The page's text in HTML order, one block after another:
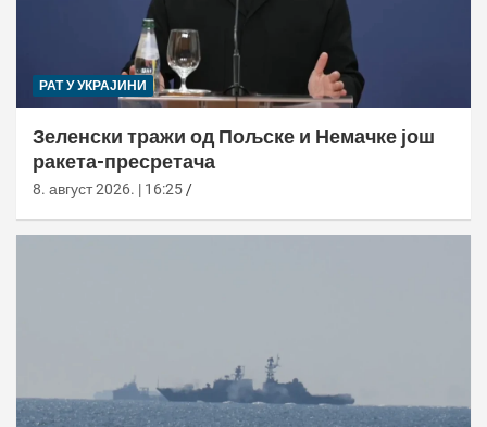
РАТ У УКРАЈИНИ
Зеленски тражи од Пољске и Немачке још
ракета-пресретача
8. август 2026. | 16:25